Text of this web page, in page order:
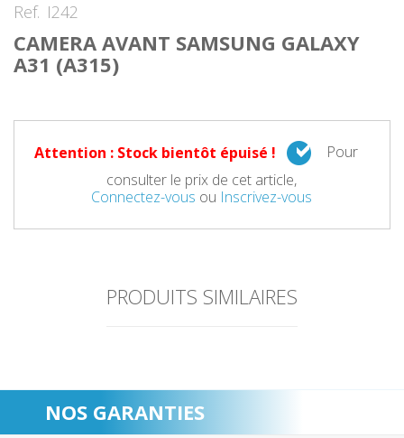
Ref. I242
CAMERA AVANT SAMSUNG GALAXY
A31 (A315)
Attention : Stock bientôt épuisé !
Pour
consulter le prix de cet article,
Connectez-vous ou Inscrivez-vous
PRODUITS SIMILAIRES
NOS GARANTIES